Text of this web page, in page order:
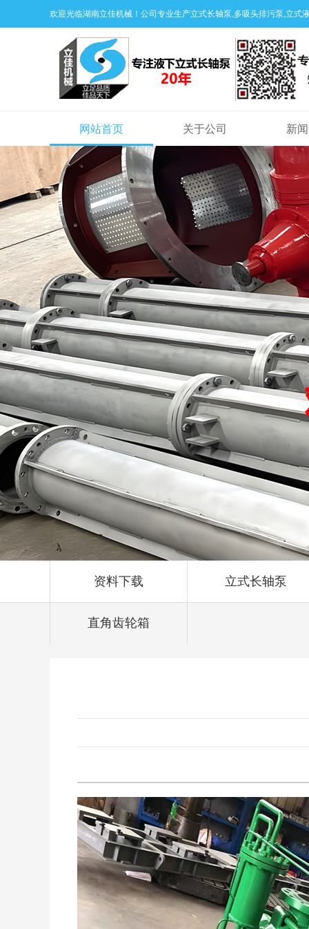
欢迎光临湖南立佳机械！公司专业生产立式长轴泵,多吸头排污泵,立
网站首页 关于公司 新
资料下载 立式长轴泵
直角齿轮箱